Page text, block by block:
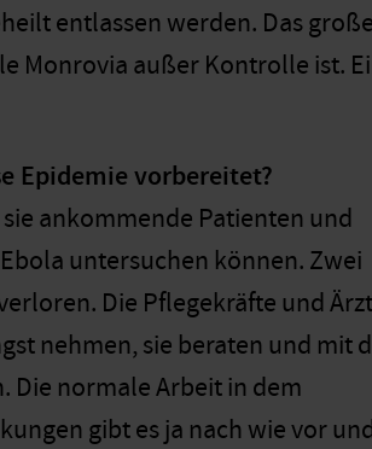
entlassen werden. Das große
Monrovia außer Kontrolle ist.
Epidemie vorbereitet?
ankommende Patienten und
untersuchen können. Zwei
Die Pflegekräfte und
nehmen, sie beraten und mit
Die normale Arbeit in dem
gibt es ja nach wie vor